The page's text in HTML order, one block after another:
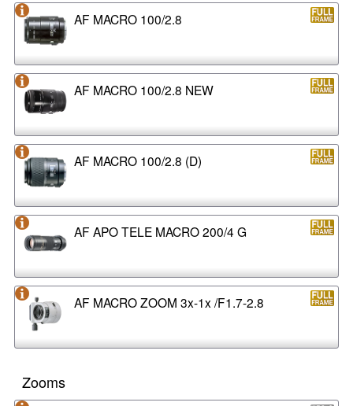
AF MACRO 100/2.8
AF MACRO 100/2.8 NEW
AF MACRO 100/2.8 (D)
AF APO TELE MACRO 200/4 G
AF MACRO ZOOM 3x-1x /F1.7-2.8
Zooms